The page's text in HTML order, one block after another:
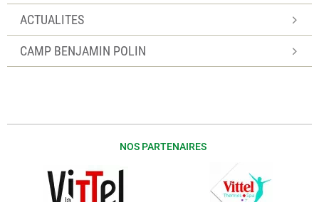
ACTUALITES
CAMP BENJAMIN POLIN
NOS PARTENAIRES